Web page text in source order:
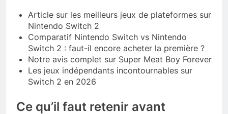
Article sur les meilleurs jeux de plateformes sur
Nintendo Switch 2
Comparatif Nintendo Switch vs Nintendo
Switch 2 : faut-il encore acheter la première ?
Notre avis complet sur Super Meat Boy Forever
Les jeux indépendants incontournables sur
Switch 2 en 2026
Ce qu’il faut retenir avant